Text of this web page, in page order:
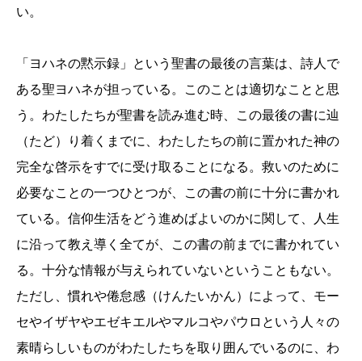
い。
「ヨハネの黙示録」という聖書の最後の言葉は、詩人で
ある聖ヨハネが担っている。このことは適切なことと思
う。わたしたちが聖書を読み進む時、この最後の書に辿
（たど）り着くまでに、わたしたちの前に置かれた神の
完全な啓示をすでに受け取ることになる。救いのために
必要なことの一つひとつが、この書の前に十分に書かれ
ている。信仰生活をどう進めばよいのかに関して、人生
に沿って教え導く全てが、この書の前までに書かれてい
る。十分な情報が与えられていないということもない。
ただし、慣れや倦怠感（けんたいかん）によって、モー
セやイザヤやエゼキエルやマルコやパウロという人々の
素晴らしいものがわたしたちを取り囲んでいるのに、わ